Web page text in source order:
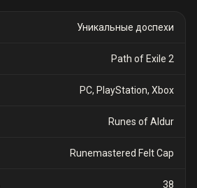
Уникальные доспехи
Path of Exile 2
PC, PlayStation, Xbox
Runes of Aldur
Runemastered Felt Cap
38